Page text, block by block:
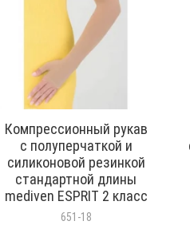
Компрессионный рукав
с полуперчаткой и
силиконовой резинкой
стандартной длины
mediven ESPRIT 2 класс
компрессии арт. 555
651-18